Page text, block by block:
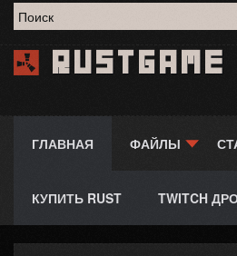
Форма поиска
Rustgame
ГЛАВНАЯ ФАЙЛЫ
КУПИТЬ RUST TWITCH